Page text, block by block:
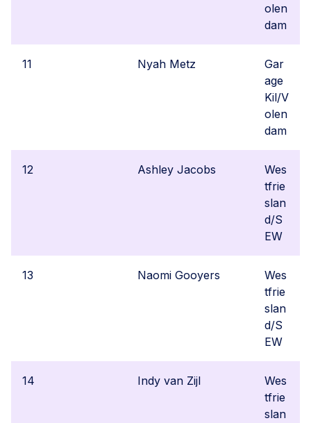
olen
dam
11 Nyah Metz
Gar
age
Kil/V
olen
dam
12 Ashley Jacobs
Wes
tfrie
slan
d/S
EW
13 Naomi Gooyers
Wes
tfrie
slan
d/S
EW
14 Indy van Zijl
Wes
tfrie
slan